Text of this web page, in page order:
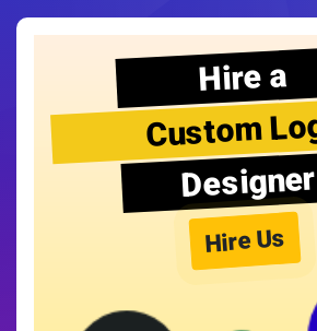
Hire a
Custom
Designer
Hire Us